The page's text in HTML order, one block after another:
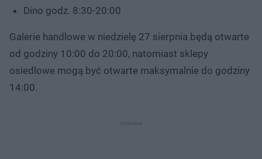
Dino godz. 8:30-20:00
Galerie handlowe w niedzielę 27 sierpnia będą otwarte
od godziny 10:00 do 20:00, natomiast sklepy
osiedlowe mogą być otwarte maksymalnie do godziny
14:00.